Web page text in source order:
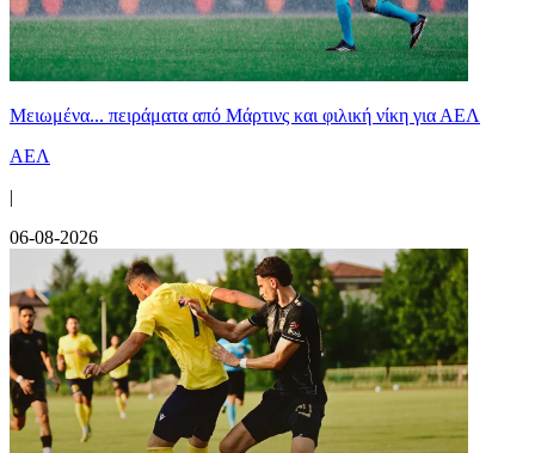
Μειωμένα... πειράματα από Μάρτινς και φιλική νίκη για ΑΕΛ
ΑΕΛ
|
06-08-2026